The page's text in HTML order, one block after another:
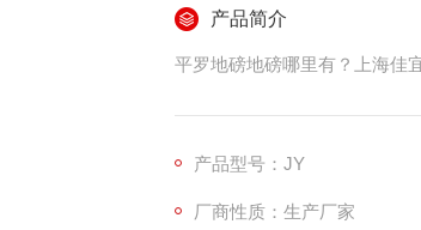
产品简介
平罗地磅地磅哪里有？上海佳
产品型号：JY
厂商性质：生产厂家